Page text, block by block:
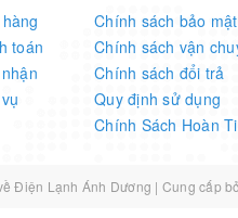
toán
Chính sách bảo mật
Chính sách vận
Chính sách đổi trả
Quy định sử dụng
Chính Sách Hoàn
Điện Lạnh Ánh Dương | Cung cấp